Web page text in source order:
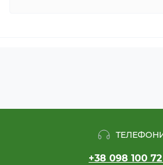
+38 098 100